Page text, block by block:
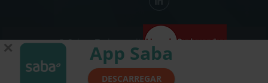
✕ App Saba
DESCARREGAR
© Saba - Todos os direitos reservados
Termos e Condições
Aviso legal
Política de Privacidade e cookies